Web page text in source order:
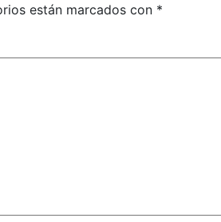
están marcados con *